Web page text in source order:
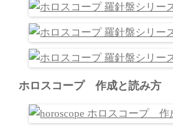
ホロスコープ 作成と読み方